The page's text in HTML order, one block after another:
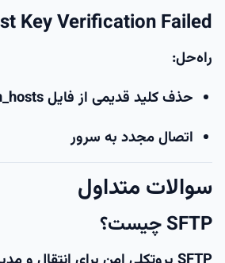
Key Verification Failed
راه‌حل:
حذف کلید قدیمی از فایل known_hosts
اتصال مجدد به سرور
سوالات متداول
SFTP چیست؟